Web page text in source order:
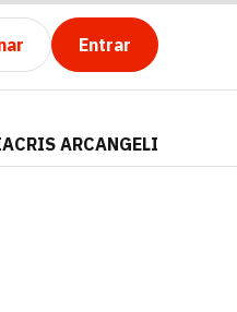
Entrar
CRIS ARCANGELI